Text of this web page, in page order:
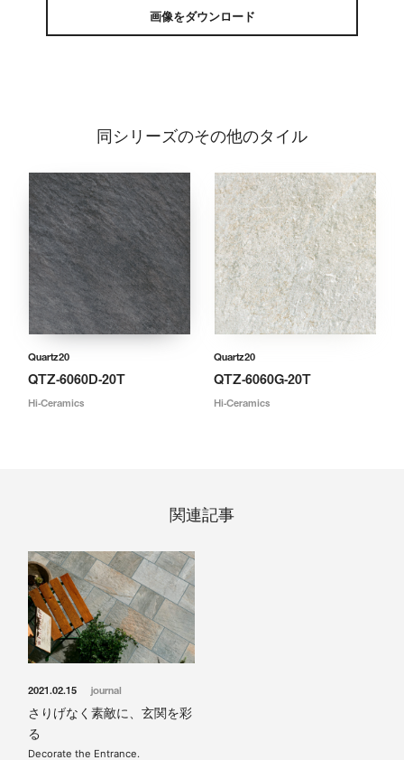
画像をダウンロード
同シリーズのその他のタイル
Quartz20
QTZ-6060D-20T
Hi-Ceramics
Quartz20
QTZ-6060G-20T
Hi-Ceramics
関連記事
2021.02.15
journal
さりげなく素敵に、玄関を彩
る
Decorate the Entrance.